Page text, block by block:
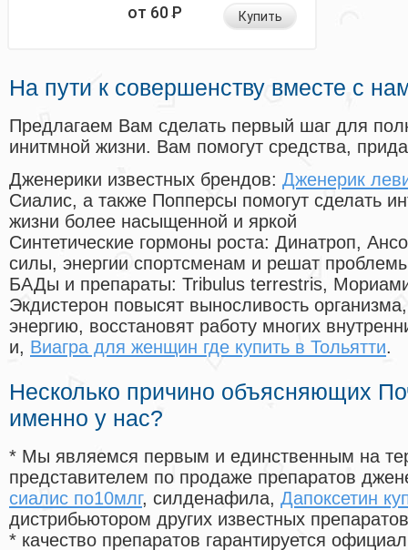
от 60Р Купить
На пути к совершенству вместе с
Предлагаем Вам сделать первый шаг для
инитмной жизни. Вам помогут средства,
Дженерики известных брендов: Дженерик
Сиалис, а также Попперсы помогут сделать
жизни более насыщенной и яркой
Синтетические гормоны роста: Динатроп,
силы, энергии спортсменам и решат
БАДы и препараты: Tribulus terrestris,
Экдистерон повысят выносливость
энергию, восстановят работу многих
и, Виагра для женщин где купить в Тольятти.
Несколько причино объясняющих
именно у нас?
* Мы являемся первым и единственным на
представителем по продаже препаратов
сиалис по10млг, силденафила, Дапоксетин
дистрибьютором других известных препаратов
* качество препаратов гарантируется